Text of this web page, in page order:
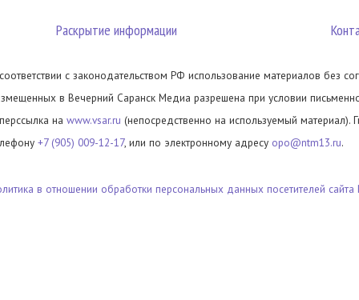
Раскрытие информации
с законодательством РФ использование материалов без
в Вечерний Саранск Медиа разрешена при условии
на www.vsar.ru (непосредственно на используемый материал).
+7 (905) 009-12-17, или по электронному адресу opo@ntm13.ru.
в отношении обработки персональных данных посетителей